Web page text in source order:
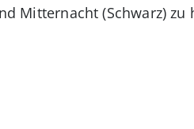
Mitternacht (Schwarz) zu